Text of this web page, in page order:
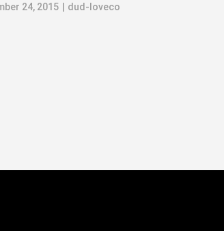
24, 2015 dud-loveco